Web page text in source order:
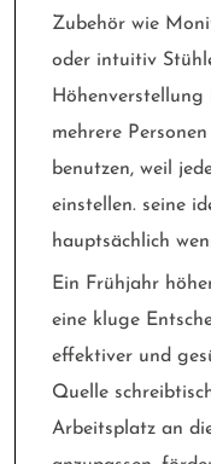
Zubehör wie
oder intuitiv
Höhenverstellung
mehrere
benutzen, weil
einstellen. seine
hauptsächlich
Ein Frühjahr
eine kluge
effektiver und
Quelle
Arbeitsplatz an